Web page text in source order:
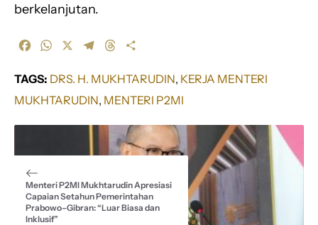
berkelanjutan.
c
b
o
k
W
a
s
A
p
l
g
r
m
r
a
d
s
a
e
TAGS: DRS. H. MUKHTARUDIN, KERJA MENTERI
MUKHTARUDIN, MENTERI P2MI
Menteri P2MI Mukhtarudin Apresiasi
Capaian Setahun Pemerintahan
Prabowo–Gibran: “Luar Biasa dan
Inklusif”